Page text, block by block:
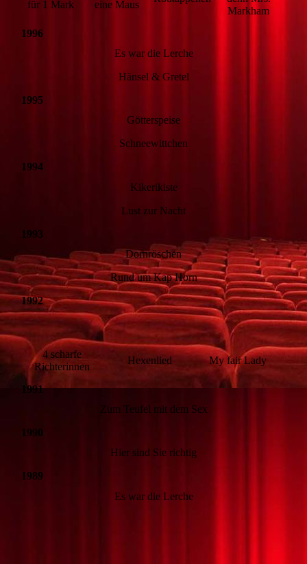
für 1 Mark
eine Maus
Markham
1996
Es war die Lerche
Hänsel & Gretel
1995
Götterspeise
Schneewittchen
1994
Kikerikiste
Lust zur Nacht
1993
Dornröschen
Rund um Kap Horn
1992
4 scharfe
Richterinnen
Hexenlied My fair Lady
1991
Zum Teufel mit dem Sex
1990
Hier sind Sie richtig
1989
Es war die Lerche